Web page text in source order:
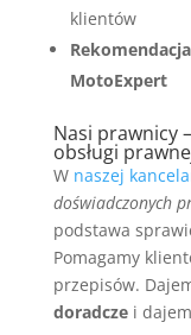
klientów
MotoExpert
Nasi prawnicy
obsługi
W naszej
doświadczonych
podstawa
Pomagamy
przepisów.
doradczei